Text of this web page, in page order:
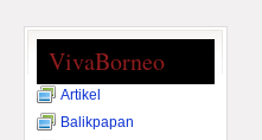
VivaBorneo
Artikel
Balikpapan